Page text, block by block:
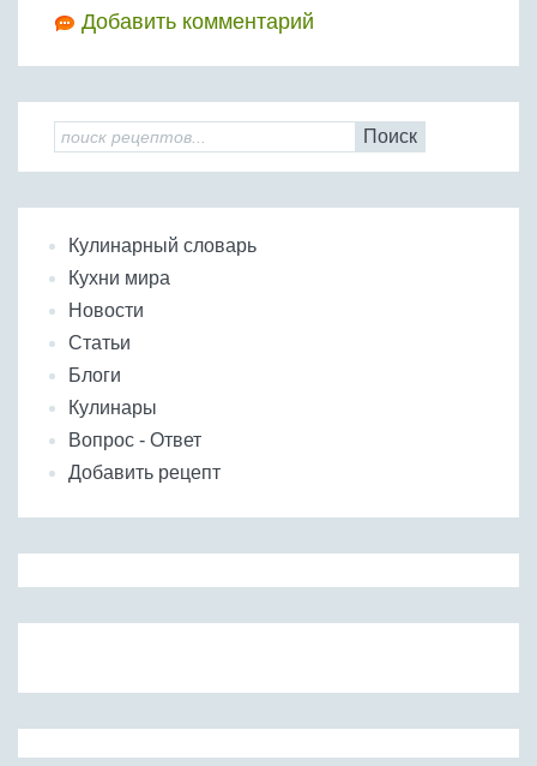
Добавить комментарий
Поиск
Кулинарный словарь
Кухни мира
Новости
Статьи
Блоги
Кулинары
Вопрос - Ответ
Добавить рецепт